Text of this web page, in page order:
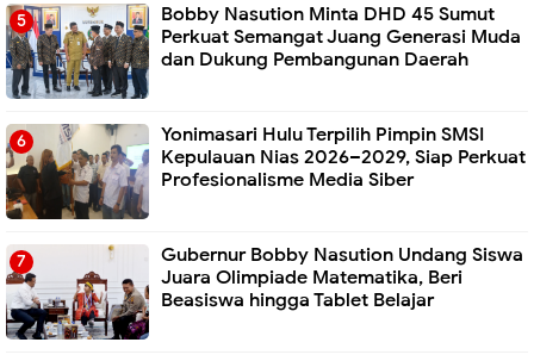
Bobby Nasution Minta DHD 45 Sumut
Perkuat Semangat Juang Generasi Muda
dan Dukung Pembangunan Daerah
Yonimasari Hulu Terpilih Pimpin SMSI
Kepulauan Nias 2026–2029, Siap Perkuat
Profesionalisme Media Siber
Gubernur Bobby Nasution Undang Siswa
Juara Olimpiade Matematika, Beri
Beasiswa hingga Tablet Belajar